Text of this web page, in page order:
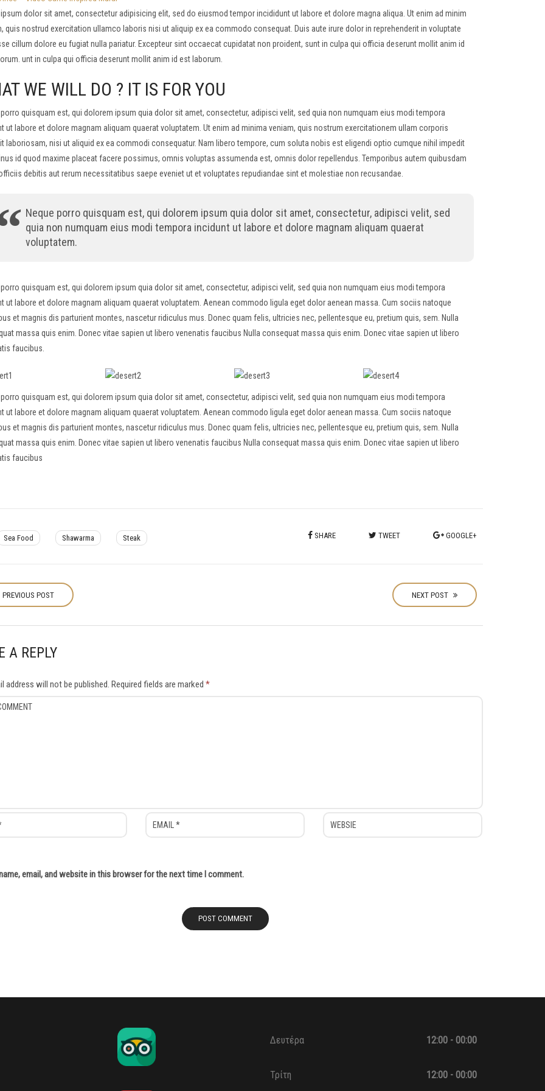
ipsum dolor sit amet, consectetur adipisicing elit, sed do eiusmod tempor incididunt ut labore et dolore magna aliqua. Ut enim ad minim
quis nostrud exercitation ullamco laboris nisi ut aliquip ex ea commodo consequat. Duis aute irure dolor in reprehenderit in voluptate
cillum dolore eu fugiat nulla pariatur. Excepteur sint occaecat cupidatat non proident, sunt in culpa qui officia deserunt mollit anim id
unt in culpa qui officia deserunt mollit anim id est laborum.
WE WILL DO ? IT IS FOR YOU
porro quisquam est, qui dolorem ipsum quia dolor sit amet, consectetur, adipisci velit, sed quia non numquam eius modi tempora
ut labore et dolore magnam aliquam quaerat voluptatem. Ut enim ad minima veniam, quis nostrum exercitationem ullam corporis
laboriosam, nisi ut aliquid ex ea commodi consequatur. Nam libero tempore, cum soluta nobis est eligendi optio cumque nihil impedit
id quod maxime placeat facere possimus, omnis voluptas assumenda est, omnis dolor repellendus. Temporibus autem quibusdam
debitis aut rerum necessitatibus saepe eveniet ut et voluptates repudiandae sint et molestiae non recusandae.
Neque porro quisquam est, qui dolorem ipsum quia dolor sit amet, consectetur, adipisci velit, sed
quia non numquam eius modi tempora incidunt ut labore et dolore magnam aliquam quaerat
voluptatem.
porro quisquam est, qui dolorem ipsum quia dolor sit amet, consectetur, adipisci velit, sed quia non numquam eius modi tempora
ut labore et dolore magnam aliquam quaerat voluptatem. Aenean commodo ligula eget dolor aenean massa. Cum sociis natoque
et magnis dis parturient montes, nascetur ridiculus mus. Donec quam felis, ultricies nec, pellentesque eu, pretium quis, sem. Nulla
massa quis enim. Donec vitae sapien ut libero venenatis faucibus Nulla consequat massa quis enim. Donec vitae sapien ut libero
faucibus.
porro quisquam est, qui dolorem ipsum quia dolor sit amet, consectetur, adipisci velit, sed quia non numquam eius modi tempora
ut labore et dolore magnam aliquam quaerat voluptatem. Aenean commodo ligula eget dolor aenean massa. Cum sociis natoque
et magnis dis parturient montes, nascetur ridiculus mus. Donec quam felis, ultricies nec, pellentesque eu, pretium quis, sem. Nulla
massa quis enim. Donec vitae sapien ut libero venenatis faucibus Nulla consequat massa quis enim. Donec vitae sapien ut libero
faucibus
Sea Food
Shawarma Steak SHARE TWEET GOOGLE+
PREVIOUS POST NEXT POST
A REPLY
address will not be published. Required fields are marked *
email, and website in this browser for the next time I comment.
Δευτέρα 12:00 - 00:00
Τρίτη 12:00 - 00:00